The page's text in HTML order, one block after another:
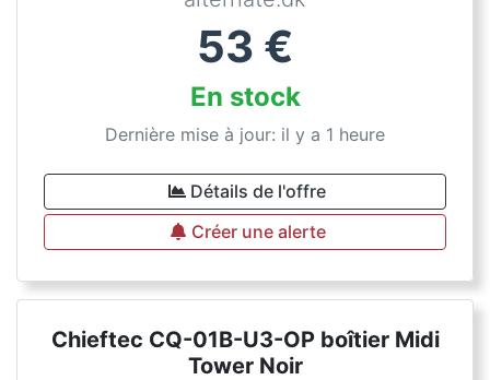
53 €
En stock
Dernière mise à jour: il y a 1 heure
Détails de l'offre
Créer une alerte
Chieftec CQ-01B-U3-OP boîtier Midi
Tower Noir